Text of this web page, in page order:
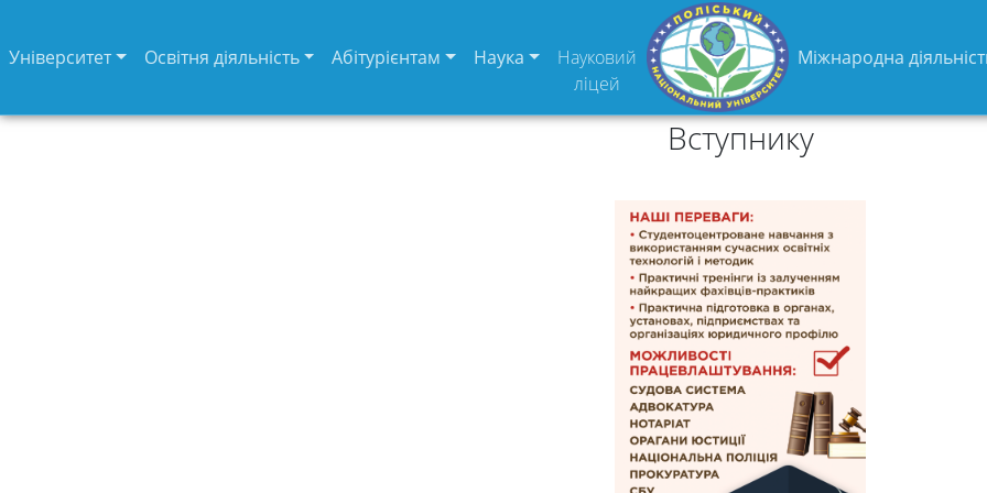
Університет Освітня діяльність Абітурієнтам Наука
Науковий
ліцей
Міжнародна
Вступнику